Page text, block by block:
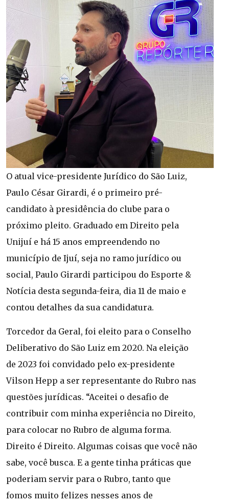
O atual vice-presidente Jurídico do São Luiz,
Paulo César Girardi, é o primeiro pré-
candidato à presidência do clube para o
próximo pleito. Graduado em Direito pela
Unijuí e há 15 anos empreendendo no
município de Ijuí, seja no ramo jurídico ou
social, Paulo Girardi participou do Esporte &
Notícia desta segunda-feira, dia 11 de maio e
contou detalhes da sua candidatura.
Torcedor da Geral, foi eleito para o Conselho
Deliberativo do São Luiz em 2020. Na eleição
de 2023 foi convidado pelo ex-presidente
Vilson Hepp a ser representante do Rubro nas
questões jurídicas. “Aceitei o desafio de
contribuir com minha experiência no Direito,
para colocar no Rubro de alguma forma.
Direito é Direito. Algumas coisas que você não
sabe, você busca. E a gente tinha práticas que
poderiam servir para o Rubro, tanto que
fomos muito felizes nesses anos de